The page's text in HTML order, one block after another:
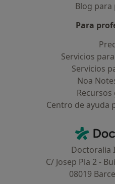
Blog para
Para
Servicios
Servicios
Noa
Centro de ayuda
Doctoralia
C/ Josep Pla 2 -
08019